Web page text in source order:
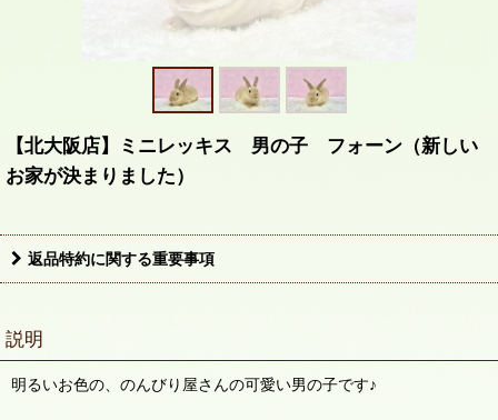
【北大阪店】ミニレッキス 男の子 フォーン（新しい
お家が決まりました）
返品特約に関する重要事項
説明
明るいお色の、のんびり屋さんの可愛い男の子です♪